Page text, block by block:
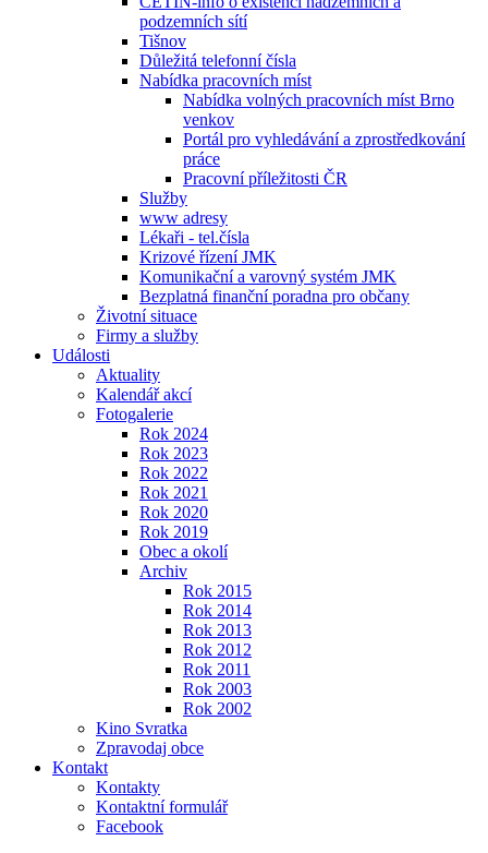
podzemních sítí
Tišnov
Důležitá telefonní čísla
Nabídka pracovních míst
Nabídka volných pracovních míst Brno
venkov
Portál pro vyhledávání a zprostředkování
práce
Pracovní příležitosti ČR
Služby
www adresy
Lékaři - tel.čísla
Krizové řízení JMK
Komunikační a varovný systém JMK
Bezplatná finanční poradna pro občany
Životní situace
Firmy a služby
Události
Aktuality
Kalendář akcí
Fotogalerie
Rok 2024
Rok 2023
Rok 2022
Rok 2021
Rok 2020
Rok 2019
Obec a okolí
Archiv
Rok 2015
Rok 2014
Rok 2013
Rok 2012
Rok 2011
Rok 2003
Rok 2002
Kino Svratka
Zpravodaj obce
Kontakt
Kontakty
Kontaktní formulář
Facebook